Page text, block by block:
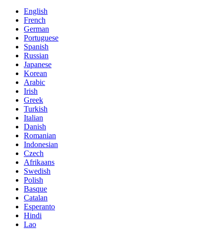
English
French
German
Portuguese
Spanish
Russian
Japanese
Korean
Arabic
Irish
Greek
Turkish
Italian
Danish
Romanian
Indonesian
Czech
Afrikaans
Swedish
Polish
Basque
Catalan
Esperanto
Hindi
Lao